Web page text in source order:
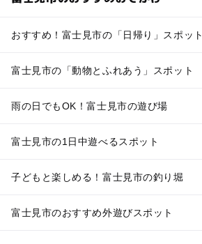
おすすめ！富士見市の「日帰り」スポット
富士見市の「動物とふれあう」スポット
雨の日でもOK！富士見市の遊び場
富士見市の1日中遊べるスポット
子どもと楽しめる！富士見市の釣り堀
富士見市のおすすめ外遊びスポット